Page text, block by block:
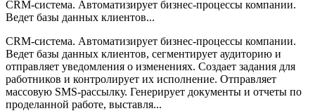
CRM-система. Автоматизирует бизнес-процессы компании.
Ведет базы данных клиентов...
CRM-система. Автоматизирует бизнес-процессы компании.
Ведет базы данных клиентов, сегментирует аудиторию и
отправляет уведомления о изменениях. Создает задания для
работников и контролирует их исполнение. Отправляет
массовую SMS-рассылку. Генерирует документы и отчеты по
проделанной работе, выставля...